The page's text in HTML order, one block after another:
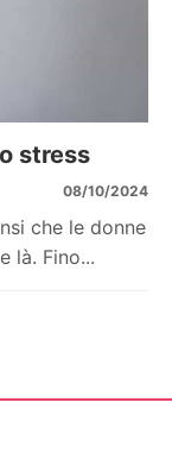
stress
08/10/2024
che le donne
là. Fino...